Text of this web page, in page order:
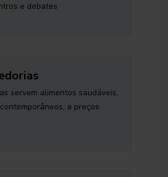
e debates
servem alimentos saudáveis,
a preços